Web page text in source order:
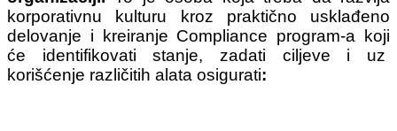
korporativnu kulturu kroz praktično usklađeno
delovanje i kreiranje Compliance program-a koji
će identifikovati stanje, zadati ciljeve i uz
korišćenje različitih alata osigurati: